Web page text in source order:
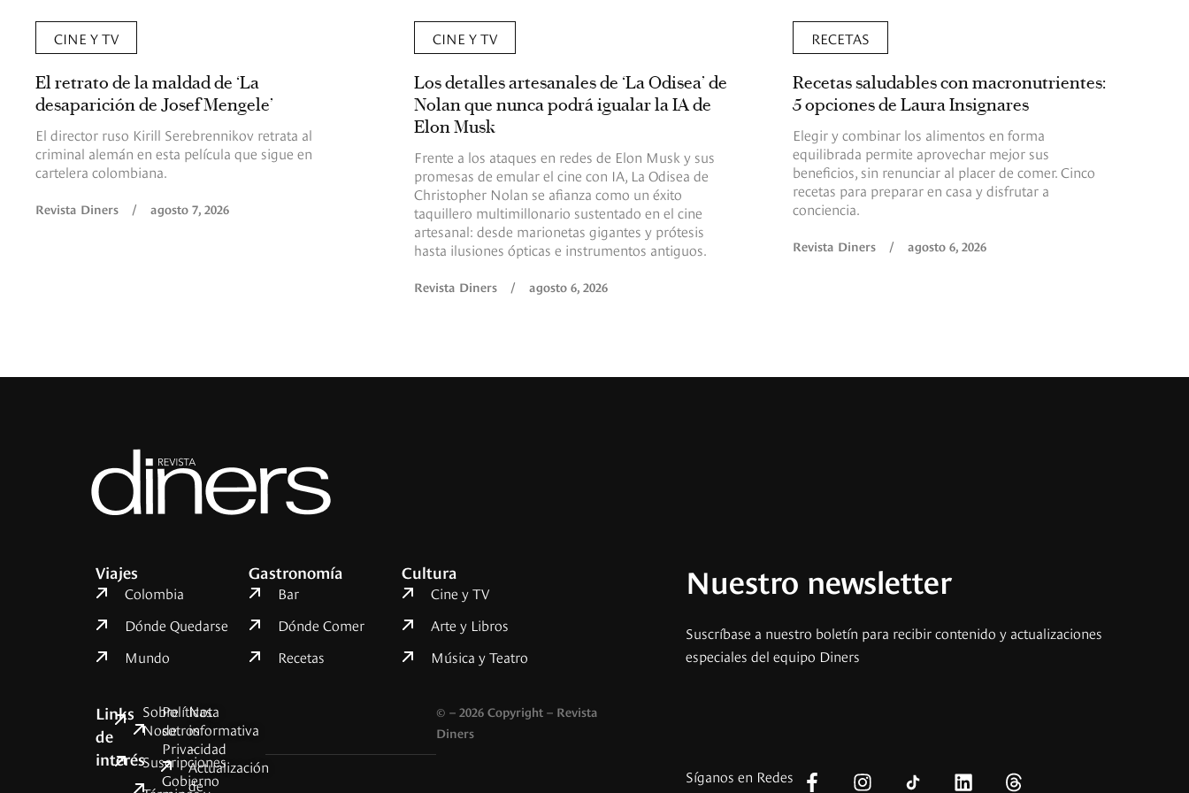
CINE Y TV
El retrato de la maldad de ‘La
desaparición de Josef Mengele’
El director ruso Kirill Serebrennikov retrata al
criminal alemán en esta película que sigue en
cartelera colombiana.
Revista Diners / agosto 7, 2026
CINE Y TV
Los detalles artesanales de ‘La Odisea’ de
Nolan que nunca podrá igualar la IA de
Elon Musk
Frente a los ataques en redes de Elon Musk y sus
promesas de emular el cine con IA, La Odisea de
Christopher Nolan se afianza como un éxito
taquillero multimillonario sustentado en el cine
artesanal: desde marionetas gigantes y prótesis
hasta ilusiones ópticas e instrumentos antiguos.
Revista Diners / agosto 6, 2026
RECETAS
Recetas saludables con macronutrientes:
5 opciones de Laura Insignares
Elegir y combinar los alimentos en forma
equilibrada permite aprovechar mejor sus
beneficios, sin renunciar al placer de comer. Cinco
recetas para preparar en casa y disfrutar a
conciencia.
Revista Diners / agosto 6, 2026
Viajes
Colombia
Dónde Quedarse
Mundo
Gastronomía
Bar
Dónde Comer
Recetas
Cultura
Cine y TV
Arte y Libros
Música y Teatro
Links
de
interés
Sobre
Nosotros
Suscripciones
Políticas
de
Privacidad
Gobierno
Nota
informativa
–
Actualización
de
© – 2026 Copyright – Revista
Diners
Nuestro newsletter
Suscríbase a nuestro boletín para recibir contenido y actualizaciones
especiales del equipo Diners
Síganos en Redes